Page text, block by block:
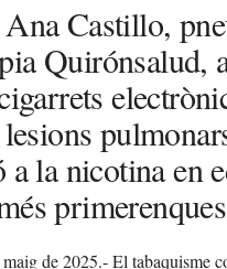
Castillo,
Quirónsalud,
a la nicotina en
de 2025.- El tabaquisme